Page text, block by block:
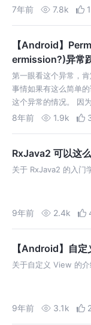
志都是默认Info层级的
7年前 7.8k
【Android】
ermission?)异常
第一眼看这个异常，
事情如果有这么简单
这个异常的情况。 因
后台运行，如果开机
8年前 1.9k
RxJava2 可以这
关于 RxJava2 的入门
9年前 2.4k
【Android】自
关于自定义 View 的
9年前 3.1k